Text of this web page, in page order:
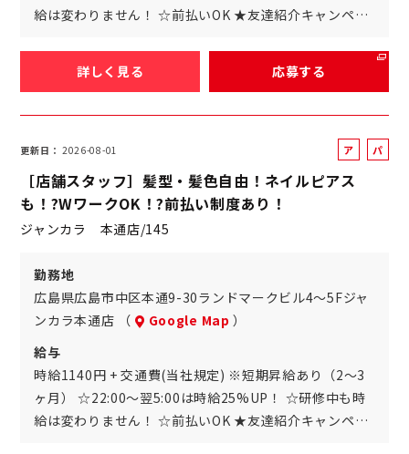
給は変わりません！ ☆前払いOK ★友達紹介キャンペ…
詳しく見る 応募する
更新日 2026-08-01
ア
バ
パ
［店舗スタッフ］髪型・髪色自由！ネイルピアス
も！?WワークOK！?前払い制度あり！
ジャンカラ 本通店/145
勤務地
広島県広島市中区本通9-30ランドマークビル4～5Fジャ
ンカラ本通店 （
Google Map ）
給与
時給1140円 + 交通費(当社規定) ※短期昇給あり（2～3
ヶ月） ☆22:00～翌5:00は時給25%UP！ ☆研修中も時
給は変わりません！ ☆前払いOK ★友達紹介キャンペ…